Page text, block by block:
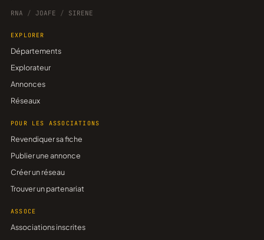
RNA / JOAFE / SIRENE
EXPLORER
Départements
Explorateur
Annonces
Réseaux
POUR LES ASSOCIATIONS
Revendiquer sa fiche
Publier une annonce
Créer un réseau
Trouver un partenariat
ASSOCE
Associations inscrites